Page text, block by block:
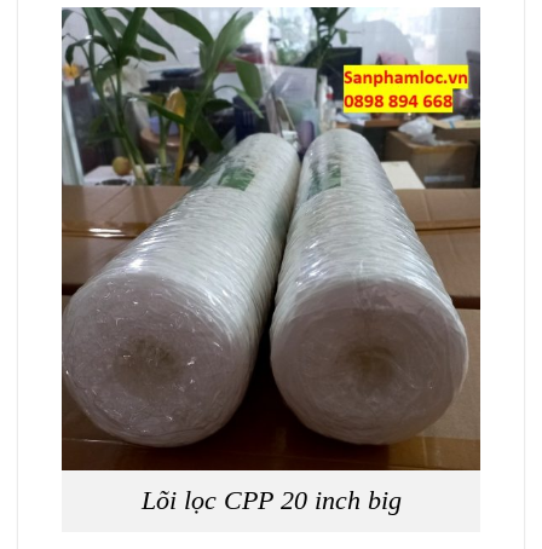
Lõi lọc CPP 20 inch big